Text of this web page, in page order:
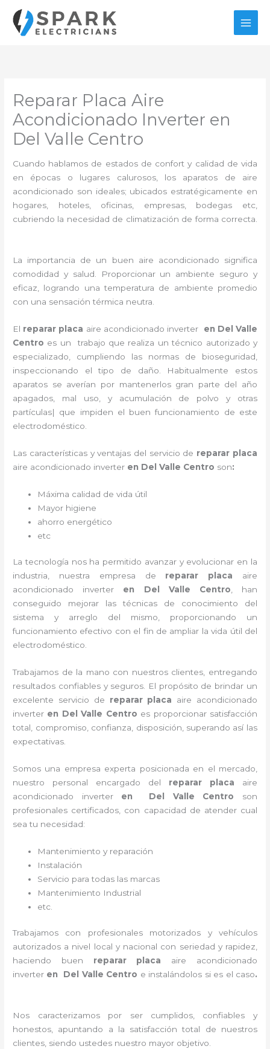
contenido
Reparar Placa Aire
Acondicionado Inverter en
Del Valle Centro
Cuando hablamos de estados de confort y calidad de vida
en épocas o lugares calurosos, los aparatos de aire
acondicionado son ideales; ubicados estratégicamente en
hogares, hoteles, oficinas, empresas, bodegas etc,
cubriendo la necesidad de climatización de forma correcta.
La importancia de un buen aire acondicionado significa
comodidad y salud. Proporcionar un ambiente seguro y
eficaz, logrando una temperatura de ambiente promedio
con una sensación térmica neutra.
El reparar placa aire acondicionado inverter
en Del Valle
Centro es un
trabajo que realiza un técnico autorizado y
especializado, cumpliendo las normas de bioseguridad,
inspeccionando el tipo de daño. Habitualmente estos
aparatos se averían por mantenerlos gran parte del año
apagados, mal uso, y acumulación de polvo y otras
partículas| que impiden el buen funcionamiento de este
electrodoméstico.
Las características y ventajas del servicio de reparar placa
aire acondicionado inverter en Del Valle Centro son:
Máxima calidad de vida útil
Mayor higiene
ahorro energético
etc
La tecnología nos ha permitido avanzar y evolucionar en la
industria, nuestra empresa de reparar placa
aire
acondicionado inverter en Del Valle Centro, han
conseguido mejorar las técnicas de conocimiento del
sistema y arreglo del mismo, proporcionando un
funcionamiento efectivo con el fin de ampliar la vida útil del
electrodoméstico.
Trabajamos de la mano con nuestros clientes, entregando
resultados confiables y seguros. El propósito de brindar un
excelente servicio de reparar placa
aire acondicionado
inverter en Del Valle Centro es proporcionar satisfacción
total, compromiso, confianza, disposición, superando así las
expectativas.
Somos una empresa experta posicionada en el mercado,
nuestro personal encargado del reparar placa
aire
acondicionado inverteren Del Valle Centro
son
profesionales certificados, con capacidad de atender cual
sea tu necesidad:
Mantenimiento y reparación
Instalación
Servicio para todas las marcas
Mantenimiento Industrial
etc.
Trabajamos con profesionales motorizados y vehículos
autorizados a nivel local y nacional con seriedad y rapidez,
haciendo buen reparar placa
aire acondicionado
inverter en Del Valle Centro e instalándolos si es el caso.
Nos caracterizamos por ser cumplidos, confiables y
honestos, apuntando a la satisfacción total de nuestros
clientes, siendo ustedes nuestro mayor objetivo.